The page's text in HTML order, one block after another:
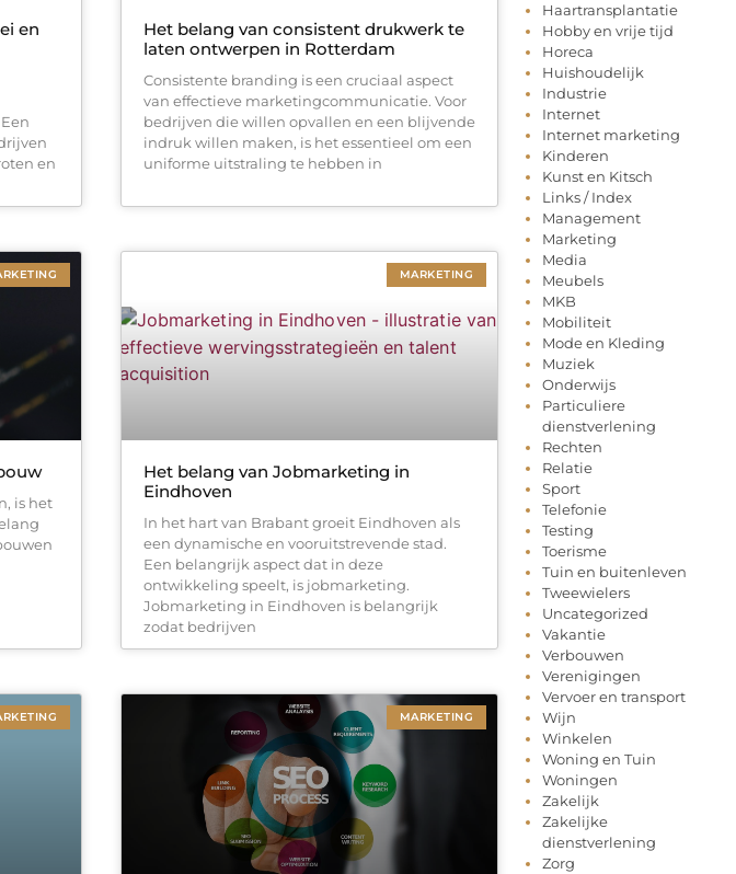
en
en
Het belang van consistent drukwerk te
laten ontwerpen in Rotterdam
Consistente branding is een cruciaal aspect
van effectieve marketingcommunicatie. Voor
bedrijven die willen opvallen en een blijvende
indruk willen maken, is het essentieel om een
uniforme uitstraling te hebben in
is het
MARKETING
Het belang van Jobmarketing in
Eindhoven
In het hart van Brabant groeit Eindhoven als
een dynamische en vooruitstrevende stad.
Een belangrijk aspect dat in deze
ontwikkeling speelt, is jobmarketing.
Jobmarketing in Eindhoven is belangrijk
zodat bedrijven
MARKETING
Haartransplantatie
Hobby en vrije tijd
Horeca
Huishoudelijk
Industrie
Internet
Internet marketing
Kinderen
Kunst en Kitsch
Links / Index
Management
Marketing
Media
Meubels
MKB
Mobiliteit
Mode en Kleding
Muziek
Onderwijs
Particuliere
dienstverlening
Rechten
Relatie
Sport
Telefonie
Testing
Toerisme
Tuin en buitenleven
Tweewielers
Uncategorized
Vakantie
Verbouwen
Verenigingen
Vervoer en transport
Wijn
Winkelen
Woning en Tuin
Woningen
Zakelijk
Zakelijke
dienstverlening
Zorg